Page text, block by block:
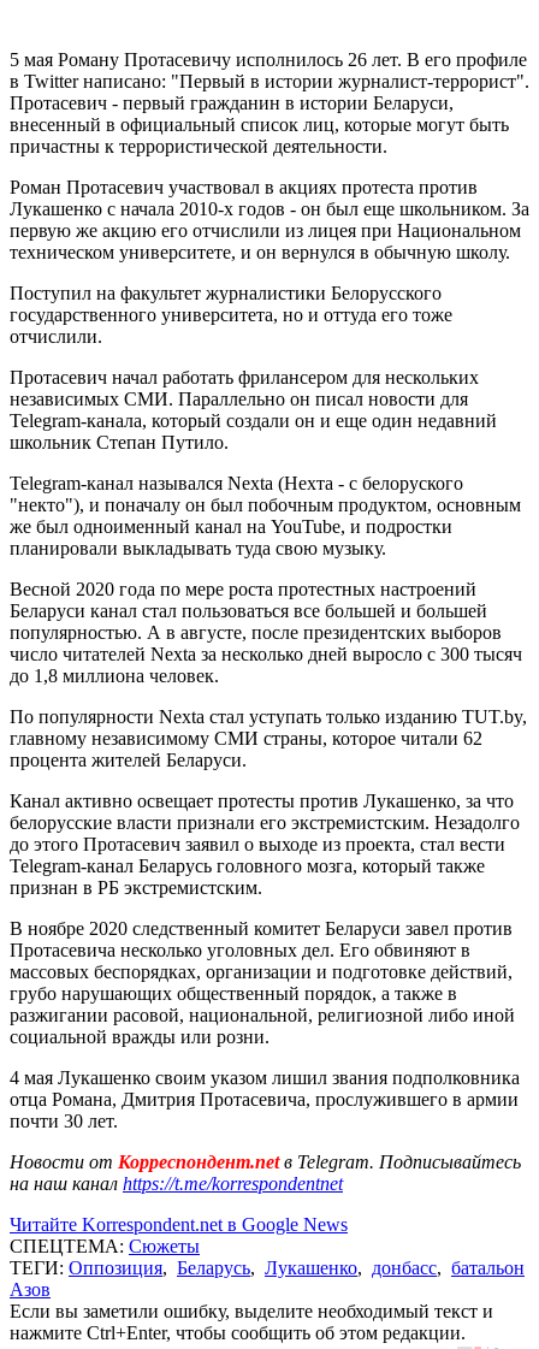
5 мая Роману Протасевичу исполнилось 26 лет. В его профиле
в Twitter написано: "Первый в истории журналист-террорист".
Протасевич - первый гражданин в истории Беларуси,
внесенный в официальный список лиц, которые могут быть
причастны к террористической деятельности.
Роман Протасевич участвовал в акциях протеста против
Лукашенко с начала 2010-х годов - он был еще школьником. За
первую же акцию его отчислили из лицея при Национальном
техническом университете, и он вернулся в обычную школу.
Поступил на факультет журналистики Белорусского
государственного университета, но и оттуда его тоже
отчислили.
Протасевич начал работать фрилансером для нескольких
независимых СМИ. Параллельно он писал новости для
Telegram-канала, который создали он и еще один недавний
школьник Степан Путило.
Telegram-канал назывался Nexta (Нехта - с белоруского
"некто"), и поначалу он был побочным продуктом, основным
же был одноименный канал на YouTube, и подростки
планировали выкладывать туда свою музыку.
Весной 2020 года по мере роста протестных настроений
Беларуси канал стал пользоваться все большей и большей
популярностью. А в августе, после президентских выборов
число читателей Nexta за несколько дней выросло с 300 тысяч
до 1,8 миллиона человек.
По популярности Nexta стал уступать только изданию TUT.by,
главному независимому СМИ страны, которое читали 62
процента жителей Беларуси.
Канал активно освещает протесты против Лукашенко, за что
белорусские власти признали его экстремистским. Незадолго
до этого Протасевич заявил о выходе из проекта, стал вести
Telegram-канал Беларусь головного мозга, который также
признан в РБ экстремистским.
В ноябре 2020 следственный комитет Беларуси завел против
Протасевича несколько уголовных дел. Его обвиняют в
массовых беспорядках, организации и подготовке действий,
грубо нарушающих общественный порядок, а также в
разжигании расовой, национальной, религиозной либо иной
социальной вражды или розни.
4 мая Лукашенко своим указом лишил звания подполковника
отца Романа, Дмитрия Протасевича, прослужившего в армии
почти 30 лет.
Новости от Корреспондент.netв Telegram. Подписывайтесь
на наш канал https://t.me/korrespondentnet
Читайте Korrespondent.net в Google News
СПЕЦТЕМА: Сюжеты
ТЕГИ: Оппозиция, Беларусь, Лукашенко, донбасс, батальон
Азов
Если вы заметили ошибку, выделите необходимый текст и
нажмите Ctrl+Enter, чтобы сообщить об этом редакции.